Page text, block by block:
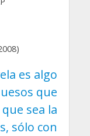
es algo
que
sea la
sólo con